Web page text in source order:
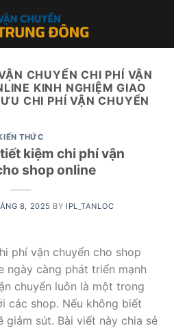
CHUYỂN CHI PHÍ VẬN
KINH NGHIỆM GIAO
CHI PHÍ VẬN CHUYỂN
THỨC
kiệm chi phí vận
shop online
8, 2025 BY IPL_TANLOC
phí vận chuyển cho shop
ngày càng phát triển mạnh
chuyển luôn là một trong
các shop. Nếu không biết
giảm sút. Bài viết này chia sẻ